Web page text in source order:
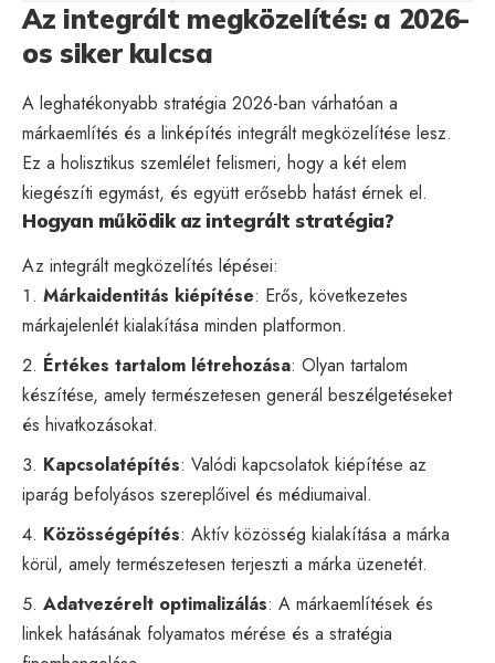
Az integrált megközelítés: a 2026-
os siker kulcsa
A leghatékonyabb stratégia 2026-ban várhatóan a
márkaemlítés és a linképítés integrált megközelítése lesz.
Ez a holisztikus szemlélet felismeri, hogy a két elem
kiegészíti egymást, és együtt erősebb hatást érnek el.
Hogyan működik az integrált stratégia?
Az integrált megközelítés lépései:
Márkaidentitás kiépítése: Erős, következetes
márkajelenlét kialakítása minden platformon.
Értékes tartalom létrehozása: Olyan tartalom
készítése, amely természetesen generál beszélgetéseket
és hivatkozásokat.
Kapcsolatépítés: Valódi kapcsolatok kiépítése az
iparág befolyásos szereplőivel és médiumaival.
Közösségépítés: Aktív közösség kialakítása a márka
körül, amely természetesen terjeszti a márka üzenetét.
Adatvezérelt optimalizálás: A márkaemlítések és
linkek hatásának folyamatos mérése és a stratégia